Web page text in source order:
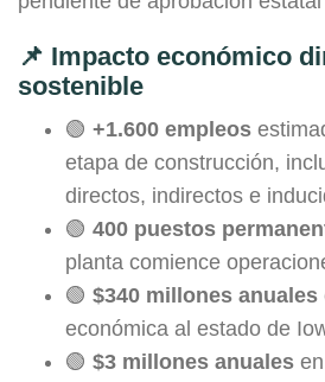
📌 Impacto económico
sostenible
🟢 +1.600 empleos
etapa de construcción,
directos, indirectos e
🟢 400 puestos
planta comience
🟢 $340 millones anuales
económica al estado de
🟢 $3 millones anuales